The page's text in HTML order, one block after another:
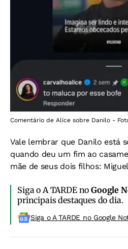
Comentário de Alice sobre Danilo -
Vale lembrar que Danilo está
quando deu um fim ao
mãe de seus dois filhos:
Siga o A TARDE noGoogle
principais destaques do dia.
Siga o A TARDE no Google